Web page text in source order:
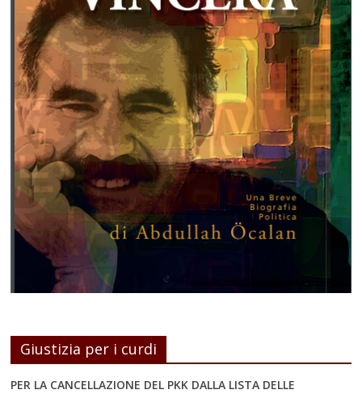
Giustizia per i curdi
PER LA CANCELLAZIONE DEL PKK DALLA LISTA DELLE